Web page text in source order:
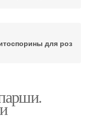
для роз